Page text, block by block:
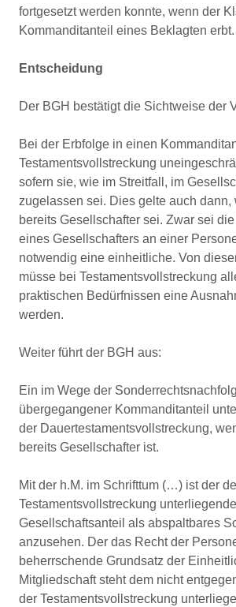
fortgesetzt werden konnte, wenn der
Kommanditanteil eines Beklagten erbt.
Entscheidung
Der BGH bestätigt die Sichtweise der
Bei der Erbfolge in einen
Testamentsvollstreckung
sofern sie, wie im Streitfall, im
zugelassen sei. Dies gelte auch dann,
bereits Gesellschafter sei. Zwar sei
eines Gesellschafters an einer
notwendig eine einheitliche. Von
müsse bei Testamentsvollstreckung
praktischen Bedürfnissen eine
werden.
Weiter führt der BGH aus:
Ein im Wege der
übergegangener Kommanditanteil
der Dauertestamentsvollstreckung,
bereits Gesellschafter ist.
Mit der h.M. im Schrifttum (…) ist der
Testamentsvollstreckung unterliegende
Gesellschaftsanteil als abspaltbares
anzusehen. Der das Recht der
beherrschende Grundsatz der
Mitgliedschaft steht dem nicht
der Testamentsvollstreckung